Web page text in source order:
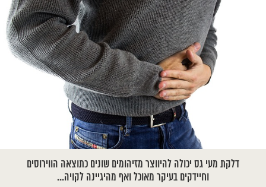
דלקת מעי גס יכולה להיווצר מזיהומים שונים כתוצאה הווירוסים
וחיידקים בעיקר מאוכל ואף מהיגיינה לקויה...